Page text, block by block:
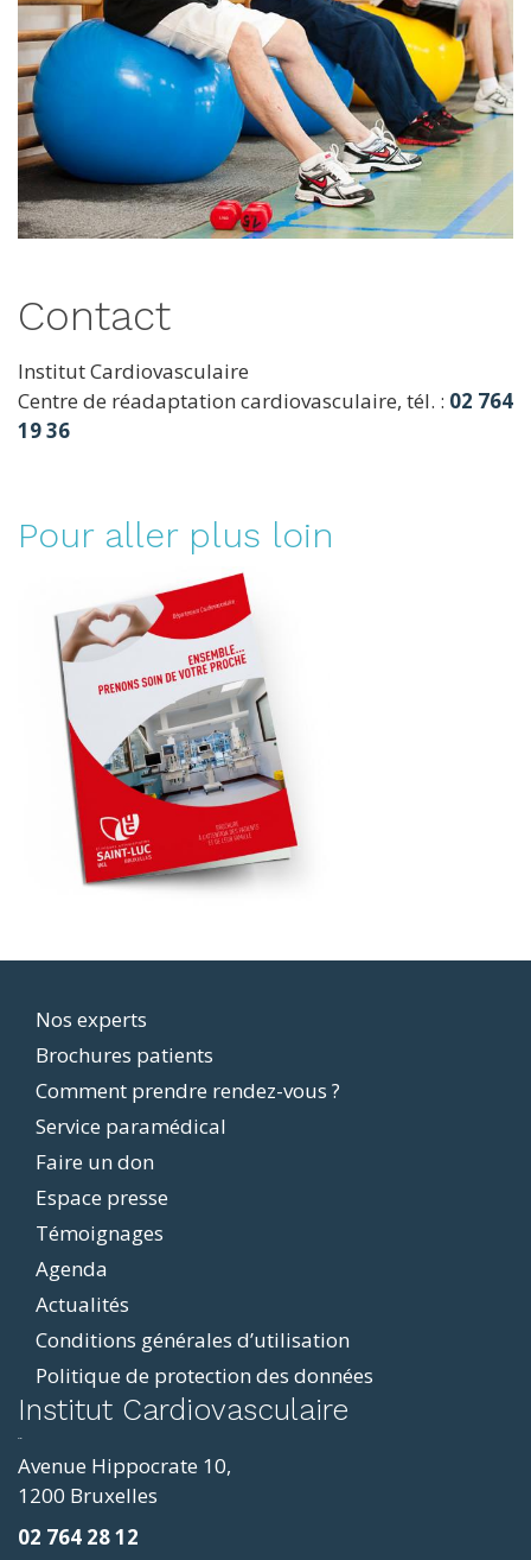
Contact
Institut Cardiovasculaire
Centre de réadaptation cardiovasculaire, tél. : 02 764
19 36
Pour aller plus loin
Footer
menu
Nos experts
Brochures patients
Comment prendre rendez-vous ?
Service paramédical
Faire un don
Espace presse
Témoignages
Agenda
Actualités
Conditions générales d’utilisation
Politique de protection des données
Institut Cardiovasculaire
Avenue Hippocrate 10,
1200 Bruxelles
02 764 28 12